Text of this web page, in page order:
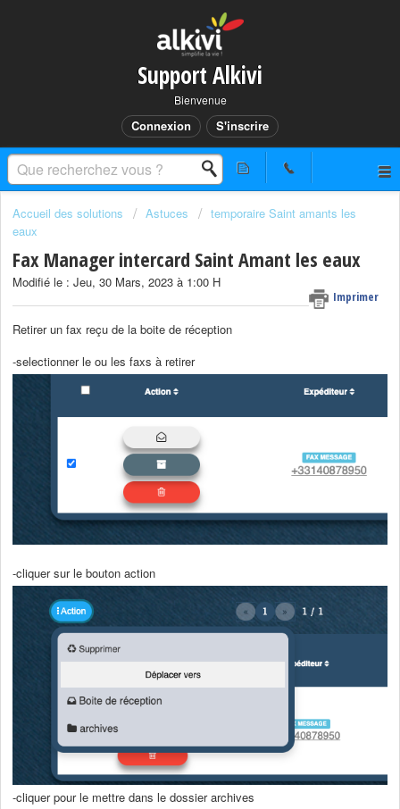
Support Alkivi
Bienvenue
Connexion S'inscrire
Accueil des solutions Astuces
temporaire Saint amants les
eaux
Fax Manager intercard Saint Amant les eaux
Imprimer
Modifié le : Jeu, 30 Mars, 2023 à 1:00 H
Retirer un fax reçu de la boite de réception
-selectionner le ou les faxs à retirer
-cliquer sur le bouton action
-cliquer pour le mettre dans le dossier archives